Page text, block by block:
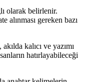
olarak belirlenir.
alınması gereken bazı
akılda kalıcı ve yazımı
hatırlayabileceği